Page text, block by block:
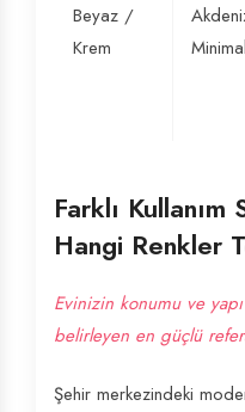
Beyaz /
Krem
Farklı Kullanım
Hangi Renkler
Evinizin konumu ve
belirleyen en güçlü
Şehir merkezindeki